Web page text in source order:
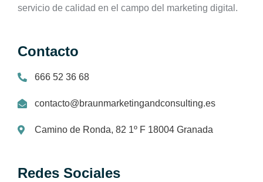
servicio de calidad en el campo del marketing digital.
Contacto
666 52 36 68
contacto@braunmarketingandconsulting.es
Camino de Ronda, 82 1º F 18004 Granada
Redes Sociales